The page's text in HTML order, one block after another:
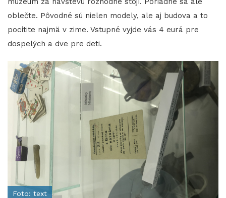
oblečte. Pôvodné sú nielen modely, ale aj budova a to
pocítite najmä v zime. Vstupné vyjde vás 4 eurá pre
dospelých a dve pre deti.
Foto: text